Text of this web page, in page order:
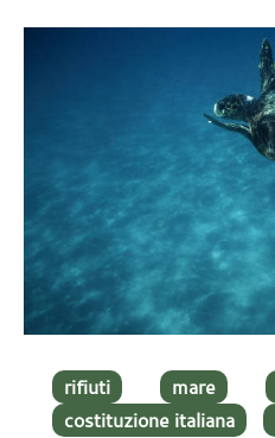
rifiuti mare
costituzione italiana